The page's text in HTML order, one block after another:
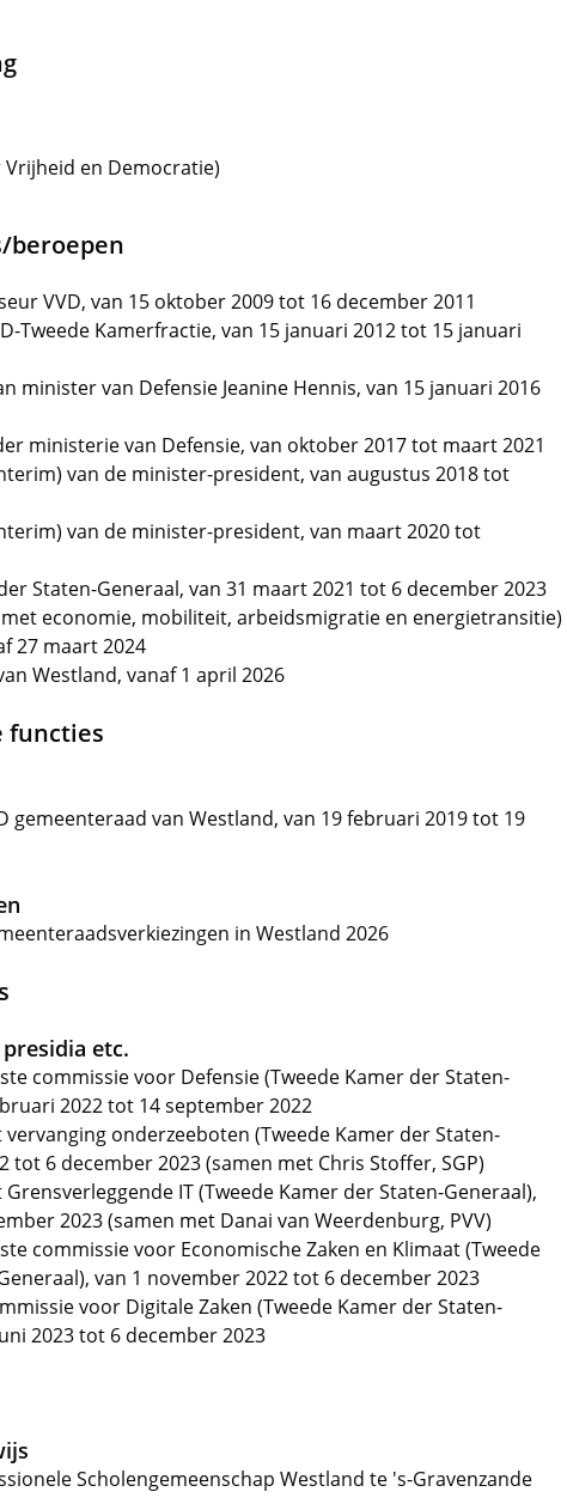
en Democratie)
beroepen
VVD, van 15 oktober 2009 tot 16 december 2011
Tweede Kamerfractie, van 15 januari 2012 tot 15 januari
minister van Defensie Jeanine Hennis, van 15 januari 2016
ministerie van Defensie, van oktober 2017 tot maart 2021
van de minister-president, van augustus 2018 tot
van de minister-president, van maart 2020 tot
Staten-Generaal, van 31 maart 2021 tot 6 december 2023
economie, mobiliteit, arbeidsmigratie en energietransitie)
27 maart 2024
Westland, vanaf 1 april 2026
functies
gemeenteraad van Westland, van 19 februari 2019 tot 19
in Westland 2026
etc.
commissie voor Defensie (Tweede Kamer der Staten-
2022 tot 14 september 2022
onderzeeboten (Tweede Kamer der Staten-
tot 6 december 2023 (samen met Chris Stoffer, SGP)
IT (Tweede Kamer der Staten-Generaal),
2023 (samen met Danai van Weerdenburg, PVV)
commissie voor Economische Zaken en Klimaat (Tweede
van 1 november 2022 tot 6 december 2023
voor Digitale Zaken (Tweede Kamer der Staten-
2023 tot 6 december 2023
Scholengemeenschap Westland te 's-Gravenzande